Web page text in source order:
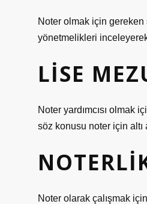
Noter olmak için
yönetmelikleri
LISE
Noter yardımcısı olmak
söz konusu noter için altı
Noter olarak çalışmak